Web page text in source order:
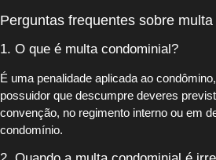
Perguntas frequentes sobre multa
1. O que é multa condominial?
É uma penalidade aplicada ao
possuidor que descumpre deveres
convenção, no regimento interno ou em
condomínio.